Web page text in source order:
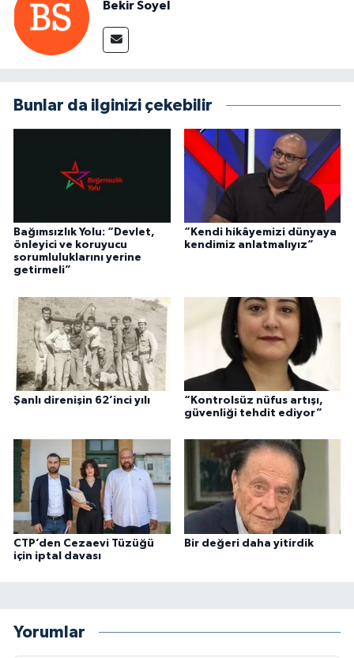
Bekir Soyel
Bunlar da ilginizi çekebilir
Bağımsızlık Yolu: “Devlet,
önleyici ve koruyucu
sorumluluklarını yerine
getirmeli”
“Kendi hikâyemizi dünyaya
kendimiz anlatmalıyız”
Şanlı direnişin 62’inci yılı
“Kontrolsüz nüfus artışı,
güvenliği tehdit ediyor”
CTP’den Cezaevi Tüzüğü
için iptal davası
Bir değeri daha yitirdik
Yorumlar